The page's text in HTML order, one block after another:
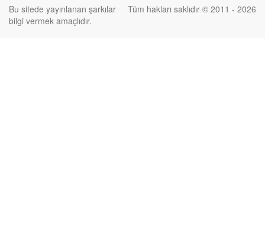
Tüm hakları saklıdır © 2011 - 2026
Bu sitede yayınlanan şarkılar
bilgi vermek amaçlıdır.